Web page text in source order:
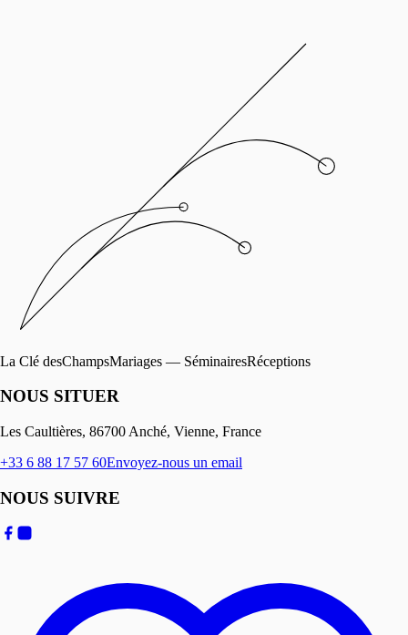
La Clé desChampsMariages — SéminairesRéceptions
NOUS SITUER
Les Caultières, 86700 Anché, Vienne, France
+33 6 88 17 57 60Envoyez-nous un email
NOUS SUIVRE